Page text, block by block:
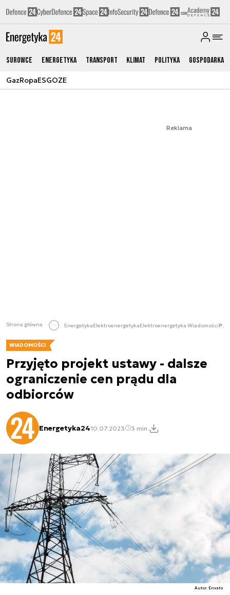
Surowce Energetyka Transport Klimat Polityka Gospodarka
GazRopaESGOZE
Reklama
Strona główna EnergetykaElektroenergetykaElektroenergetyka Wiadomości
WIADOMOŚCI
Przyjęto projekt ustawy - dalsze
ograniczenie cen prądu dla
odbiorców
Energetyka2410.07.2023 3 min.
Autor. Envato